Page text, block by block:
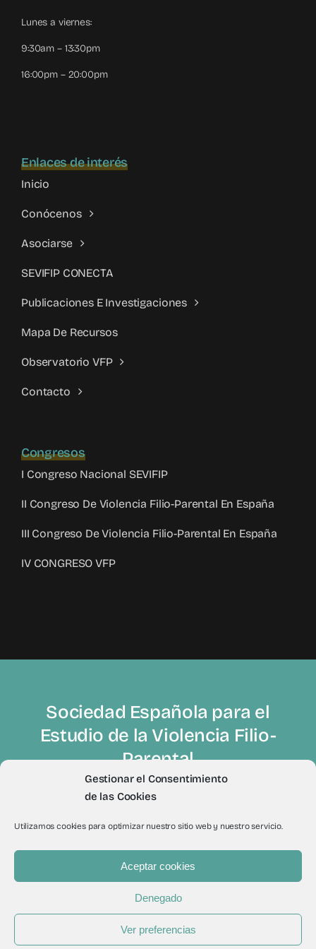
Gestionar el Consentimiento
de las Cookies
Utilizamos cookies para optimizar nuestro sitio web y nuestro servicio.
Aceptar cookies
Denegado
Ver preferencias
Lunes a viernes:
9:30am – 13:30pm
16:00pm – 20:00pm
Enlaces de interés
Inicio
Conócenos
Asociarse
SEVIFIP CONECTA
Publicaciones E Investigaciones
Mapa De Recursos
Observatorio VFP
Contacto
Congresos
I Congreso Nacional SEVIFIP
II Congreso De Violencia Filio-Parental En España
III Congreso De Violencia Filio-Parental En España
IV CONGRESO VFP
Sociedad Española para el
Estudio de la Violencia Filio-
Parental
© 2012 - 2026Todos los derechos reservados a Sevifip